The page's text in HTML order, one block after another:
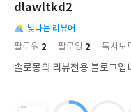
dlawltkd2
님
의
사
락
빛나는 리뷰어
팔로워 2 팔로잉 2 독서노
솔로몽의 리뷰전용 블로그입